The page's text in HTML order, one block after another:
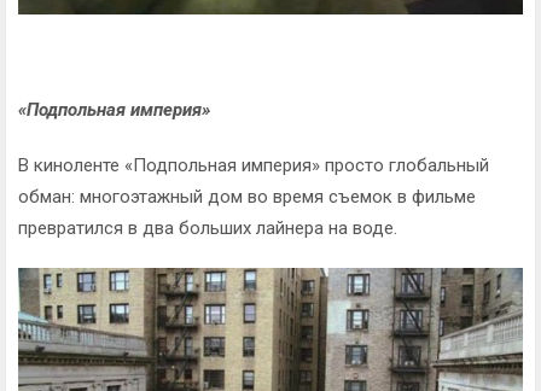
«Подпольная империя»
В киноленте «Подпольная империя» просто глобальный
обман: многоэтажный дом во время съемок в фильме
превратился в два больших лайнера на воде.